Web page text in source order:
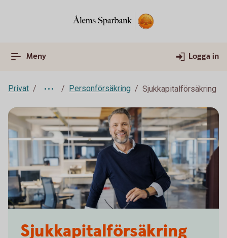
Meny Logga in
Privat Personförsäkring Sjukkapitalförsäkring
Sjukkapital­försäkring